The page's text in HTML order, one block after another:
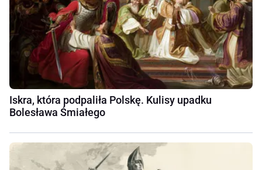
Iskra, która podpaliła Polskę. Kulisy upadku
Bolesława Śmiałego